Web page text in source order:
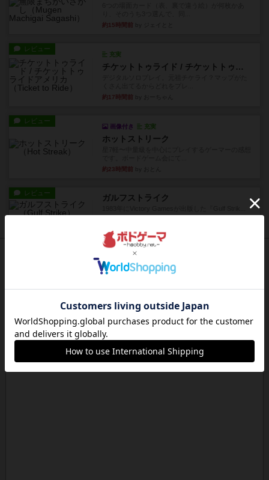
約15時間前
レビュー
充実
チケットトゥライド / チケットトゥライドアメリカ
約17時間前
レビュー
画像付き 充実
ホットストリーク
約23時間前
レビュー ガルフストライク